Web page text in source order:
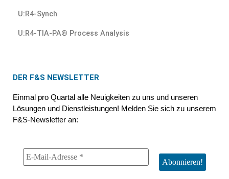
U:R4-Synch
U:R4-TIA-PA® Process Analysis
DER F&S NEWSLETTER
Einmal pro Quartal alle Neuigkeiten zu uns und unseren
Lösungen und Dienstleistungen! Melden Sie sich zu unserem
F&S-Newsletter an: